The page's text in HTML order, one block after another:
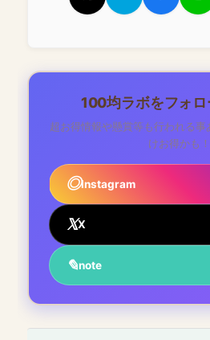
100均ラボをフォロ
超お得情報や懸賞等も行われる
けお得かも！
Instagram
X
note